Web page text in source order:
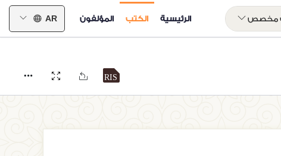
مخصص الرئيسية الكتب المؤلفون AR